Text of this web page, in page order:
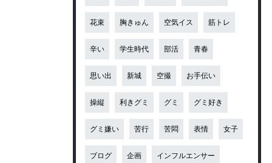
花束 胸きゅん 空気イス 筋トレ
辛い 学生時代 部活 青春
思い出 新城 空撮 お手伝い
操縦 利きグミ グミ グミ好き
グミ嫌い 苦行 苦悶 表情 女子
ブログ 企画 インフルエンサー